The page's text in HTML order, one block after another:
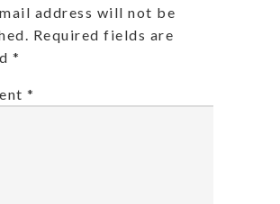
address will not be
Required fields are
*
*